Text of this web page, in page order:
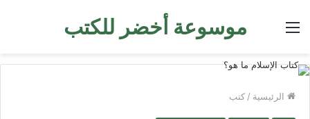
موسوعة أخضر للكتب القائمة
الرئيسية / كتب